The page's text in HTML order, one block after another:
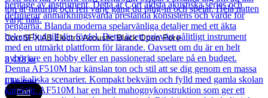
Cort SFX AB Electro Acoustic Black Open Pore
3 418kr
Läs mer
Cort